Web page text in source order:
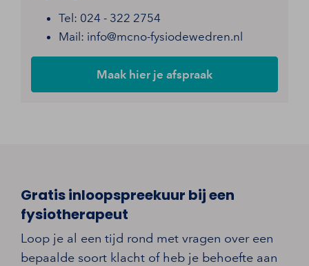
Tel: 024 - 322 2754
Mail: info@mcno-fysiodewedren.nl
Maak hier je afspraak
Gratis inloopspreekuur bij een
fysiotherapeut
Loop je al een tijd rond met vragen over een
bepaalde soort klacht of heb je behoefte aan